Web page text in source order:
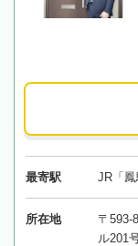
最寄駅 JR「
所在地
〒593-
ル201